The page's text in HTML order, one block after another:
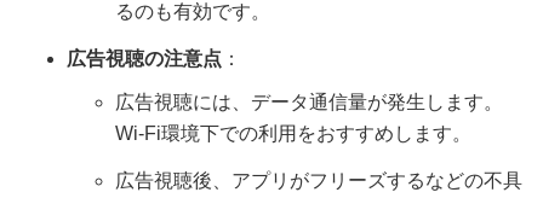
るのも有効です。
広告視聴の注意点 ：
広告視聴には、データ通信量が発生します。
Wi-Fi環境下での利用をおすすめします。
広告視聴後、アプリがフリーズするなどの不具